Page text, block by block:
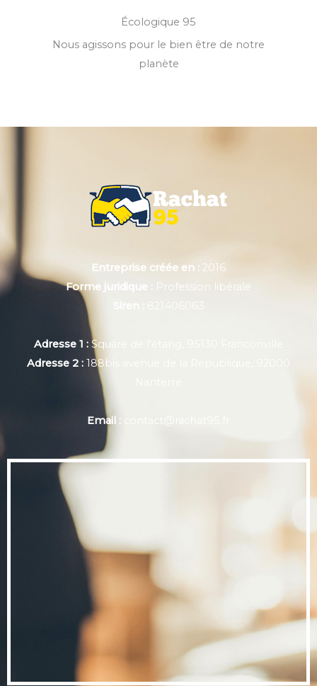
Écologique 95
Nous agissons pour le bien être de notre
planète
Entreprise créée en : 2016
Forme juridique : Profession libérale
821406063
Adresse 1 : Square de l'étang, 95130 Franconville
Adresse 2 : 188bis avenue de la République, 92000
Email : contact@rachat95.fr